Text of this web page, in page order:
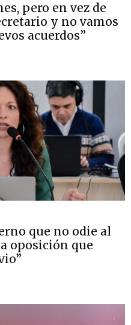
pero en vez de
y no vamos
acuerdos”
que no odie al
oposición que